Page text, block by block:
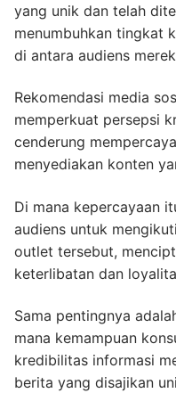
yang unik dan telah
menumbuhkan tingkat
di antara audiens
Rekomendasi media
memperkuat persepsi
cenderung
menyediakan konten
Di mana kepercayaan
audiens untuk
outlet tersebut,
keterlibatan dan
Sama pentingnya
mana kemampuan
kredibilitas informasi
berita yang disajikan